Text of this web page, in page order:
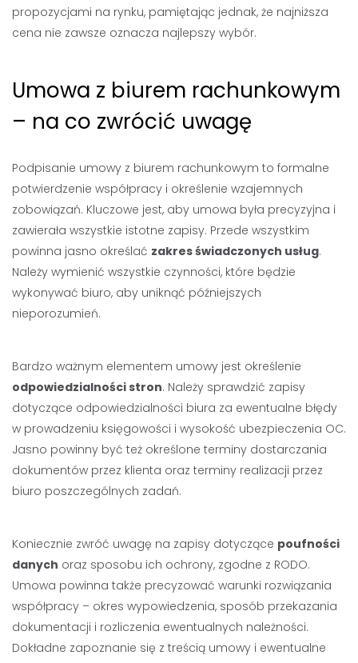
propozycjami na rynku, pamiętając jednak, że najniższa
cena nie zawsze oznacza najlepszy wybór.
Umowa z biurem rachunkowym
– na co zwrócić uwagę
Podpisanie umowy z biurem rachunkowym to formalne
potwierdzenie współpracy i określenie wzajemnych
zobowiązań. Kluczowe jest, aby umowa była precyzyjna i
zawierała wszystkie istotne zapisy. Przede wszystkim
powinna jasno określać zakres świadczonych usług.
Należy wymienić wszystkie czynności, które będzie
wykonywać biuro, aby uniknąć późniejszych
nieporozumień.
Bardzo ważnym elementem umowy jest określenie
odpowiedzialności stron. Należy sprawdzić zapisy
dotyczące odpowiedzialności biura za ewentualne błędy
w prowadzeniu księgowości i wysokość ubezpieczenia OC.
Jasno powinny być też określone terminy dostarczania
dokumentów przez klienta oraz terminy realizacji przez
biuro poszczególnych zadań.
Koniecznie zwróć uwagę na zapisy dotyczące poufności
danych oraz sposobu ich ochrony, zgodne z RODO.
Umowa powinna także precyzować warunki rozwiązania
współpracy – okres wypowiedzenia, sposób przekazania
dokumentacji i rozliczenia ewentualnych należności.
Dokładne zapoznanie się z treścią umowy i ewentualne